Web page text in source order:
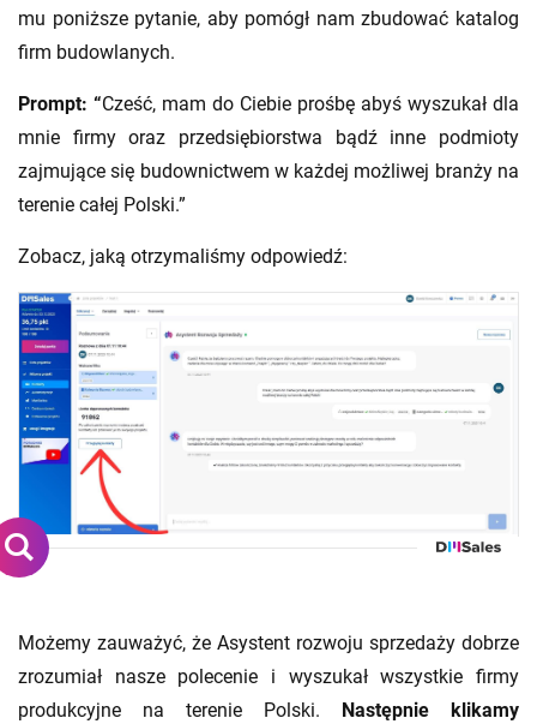
mu poniższe pytanie, aby pomógł nam zbudować katalog
firm budowlanych.
Prompt: “Cześć, mam do Ciebie prośbę abyś wyszukał dla
mnie firmy oraz przedsiębiorstwa bądź inne podmioty
zajmujące się budownictwem w każdej możliwej branży na
terenie całej Polski.”
Zobacz, jaką otrzymaliśmy odpowiedź:
Możemy zauważyć, że Asystent rozwoju sprzedaży dobrze
zrozumiał nasze polecenie i wyszukał wszystkie firmy
produkcyjne na terenie Polski. Następnie klikamy